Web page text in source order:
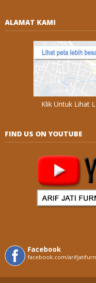
ALAMAT KAMI
Klik Untuk Lihat
FIND US ON YOUTUBE
Facebook
facebook.com/